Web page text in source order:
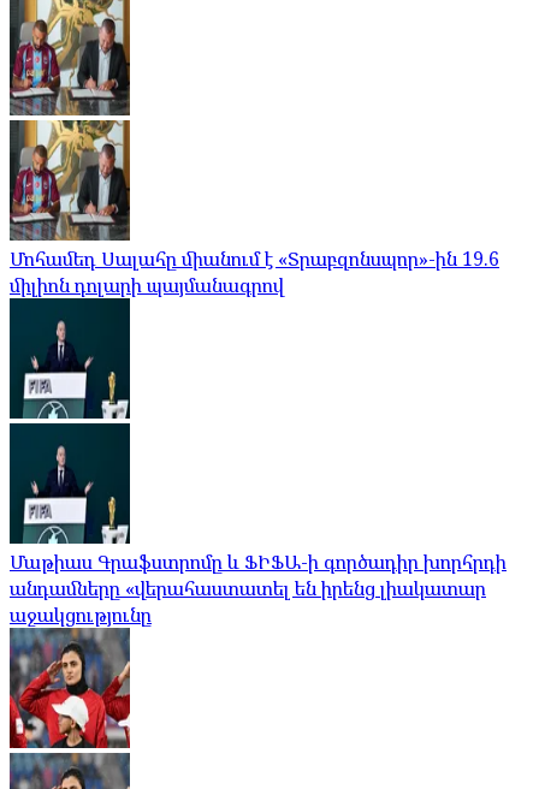
Մոհամեդ Սալահը միանում է «Տրաբզոնսպոր»-ին 19.6
միլիոն դոլարի պայմանագրով
Մաթիաս Գրաֆստրոմը և ՖԻՖԱ-ի գործադիր խորհրդի
անդամները «վերահաստատել են իրենց լիակատար
աջակցությունը